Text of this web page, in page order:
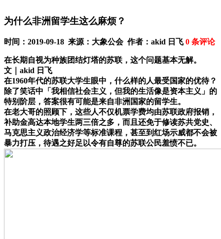
为什么非洲留学生这么麻烦？
时间：2019-09-18 来源：大象公会 作者：akid 日飞 0 条评论
在长期自视为种族团结灯塔的苏联，这个问题基本无解。
文｜akid 日飞
在1960年代的苏联大学生眼中，什么样的人最受国家的优待？
除了笑话中「我相信社会主义，但我的生活像是资本主义」的
特别阶层，答案很有可能是来自非洲国家的留学生。
在老大哥的照顾下，这些人不仅机票学费均由苏联政府报销，
补助金高达本地学生两三倍之多，而且还免于修读苏共党史、
马克思主义政治经济学等标准课程，甚至到红场示威都不会被
暴力打压，待遇之好足以令有自尊的苏联公民羞愤不已。